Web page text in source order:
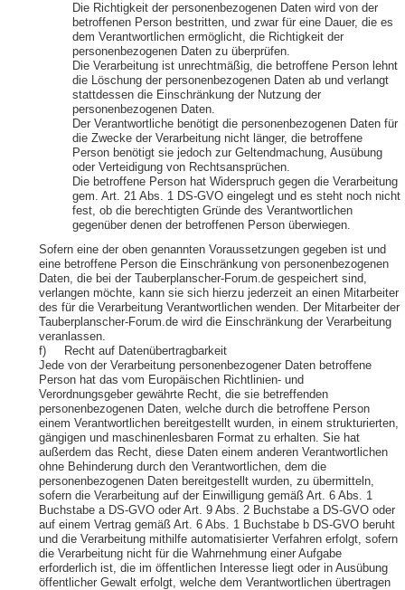
Die Richtigkeit der personenbezogenen Daten wird von der
betroffenen Person bestritten, und zwar für eine Dauer, die es
dem Verantwortlichen ermöglicht, die Richtigkeit der
personenbezogenen Daten zu überprüfen.
Die Verarbeitung ist unrechtmäßig, die betroffene Person lehnt
die Löschung der personenbezogenen Daten ab und verlangt
stattdessen die Einschränkung der Nutzung der
personenbezogenen Daten.
Der Verantwortliche benötigt die personenbezogenen Daten für
die Zwecke der Verarbeitung nicht länger, die betroffene
Person benötigt sie jedoch zur Geltendmachung, Ausübung
oder Verteidigung von Rechtsansprüchen.
Die betroffene Person hat Widerspruch gegen die Verarbeitung
gem. Art. 21 Abs. 1 DS-GVO eingelegt und es steht noch nicht
fest, ob die berechtigten Gründe des Verantwortlichen
gegenüber denen der betroffenen Person überwiegen.
Sofern eine der oben genannten Voraussetzungen gegeben ist und
eine betroffene Person die Einschränkung von personenbezogenen
Daten, die bei der Tauberplanscher-Forum.de gespeichert sind,
verlangen möchte, kann sie sich hierzu jederzeit an einen Mitarbeiter
des für die Verarbeitung Verantwortlichen wenden. Der Mitarbeiter der
Tauberplanscher-Forum.de wird die Einschränkung der Verarbeitung
veranlassen.
f) Recht auf Datenübertragbarkeit
Jede von der Verarbeitung personenbezogener Daten betroffene
Person hat das vom Europäischen Richtlinien- und
Verordnungsgeber gewährte Recht, die sie betreffenden
personenbezogenen Daten, welche durch die betroffene Person
einem Verantwortlichen bereitgestellt wurden, in einem strukturierten,
gängigen und maschinenlesbaren Format zu erhalten. Sie hat
außerdem das Recht, diese Daten einem anderen Verantwortlichen
ohne Behinderung durch den Verantwortlichen, dem die
personenbezogenen Daten bereitgestellt wurden, zu übermitteln,
sofern die Verarbeitung auf der Einwilligung gemäß Art. 6 Abs. 1
Buchstabe a DS-GVO oder Art. 9 Abs. 2 Buchstabe a DS-GVO oder
auf einem Vertrag gemäß Art. 6 Abs. 1 Buchstabe b DS-GVO beruht
und die Verarbeitung mithilfe automatisierter Verfahren erfolgt, sofern
die Verarbeitung nicht für die Wahrnehmung einer Aufgabe
erforderlich ist, die im öffentlichen Interesse liegt oder in Ausübung
öffentlicher Gewalt erfolgt, welche dem Verantwortlichen übertragen